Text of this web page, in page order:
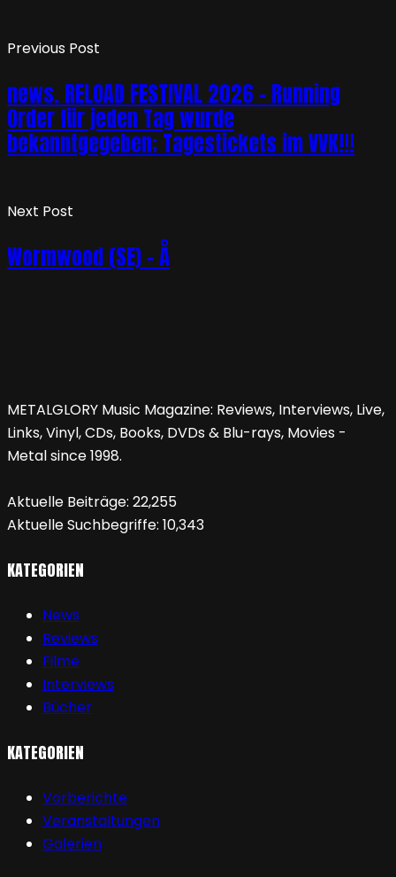
Previous Post
news. RELOAD FESTIVAL 2026 – Running
Order für jeden Tag wurde
bekanntgegeben; Tagestickets im VVK!!!
Next Post
Wormwood (SE) – Å
METALGLORY Music Magazine: Reviews, Interviews, Live,
Links, Vinyl, CDs, Books, DVDs & Blu-rays, Movies -
Metal since 1998.
Aktuelle Beiträge: 22,255
Aktuelle Suchbegriffe: 10,343
KATEGORIEN
News
Reviews
Filme
Interviews
Bücher
KATEGORIEN
Vorberichte
Veranstaltungen
Galerien